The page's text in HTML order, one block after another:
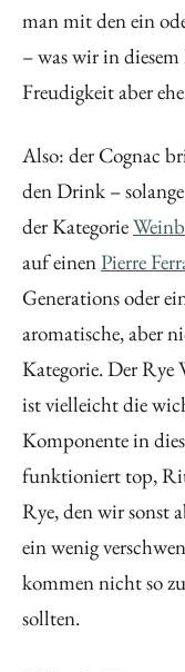
man mit den ein
– was wir in
Freudigkeit aber
Also: der Cognac
den Drink –
der Kategorie
auf einenPierre
Generations oder
aromatische, aber
Kategorie. Der Rye
ist vielleicht die
Komponente in
funktioniert top,
Rye, den wir sonst
ein wenig
kommen nicht so
sollten.